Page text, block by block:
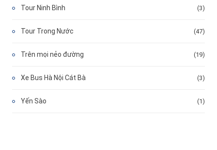
Tour Ninh Bình (3)
Tour Trong Nước (47)
Trên mọi nẻo đường (19)
Xe Bus Hà Nội Cát Bà (3)
Yến Sào (1)